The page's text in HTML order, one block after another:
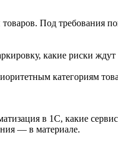
Под требования
какие риски
категориям
в 1С, какие
— в материале.